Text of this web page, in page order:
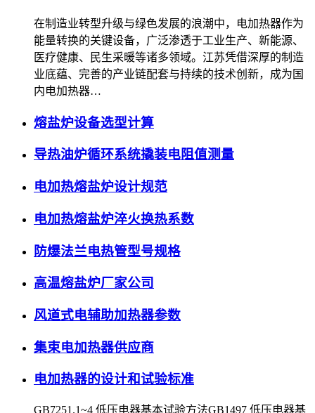
在制造业转型升级与绿色发展的浪潮中，电加热器作为
能量转换的关键设备，广泛渗透于工业生产、新能源、
医疗健康、民生采暖等诸多领域。江苏凭借深厚的制造
业底蕴、完善的产业链配套与持续的技术创新，成为国
内电加热器…
熔盐炉设备选型计算
导热油炉循环系统撬装电阻值测量
电加热熔盐炉设计规范
电加热熔盐炉淬火换热系数
防爆法兰电热管型号规格
高温熔盐炉厂家公司
风道式电辅助加热器参数
集束电加热器供应商
电加热器的设计和试验标准
GB7251.1~4 低压电器基本试验方法GB1497 低压电器基